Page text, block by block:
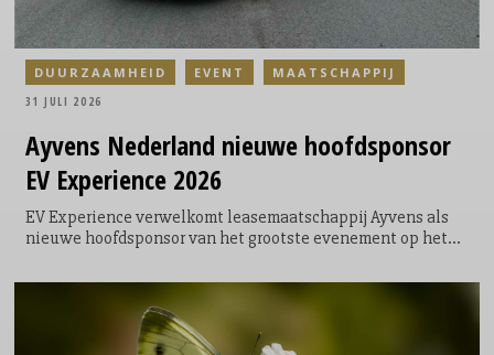
Ayvens Nederland nieuwe hoofdsponsor
EV Experience 2026
EV Experience verwelkomt leasemaatschappij Ayvens als
nieuwe hoofdsponsor van het grootste evenement op het
samenwerking bundelen beide organisaties hun krachten
om zowel zakelijke als particuliere bezoekers te inspireren,
informeren en vooral zelf de voordelen van emissievrije
mobiliteit te laten ervaren.
DUURZAAMHEID EVENT MAATSCHAPPIJ
31 JULI 2026